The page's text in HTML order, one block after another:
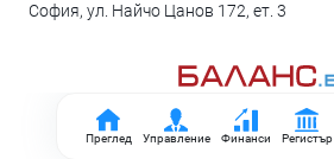
Преглед Управление Финанси Регистър
София, ул. Найчо Цанов 172, ет. 3